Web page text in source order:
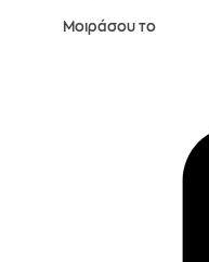
Μοιράσου το